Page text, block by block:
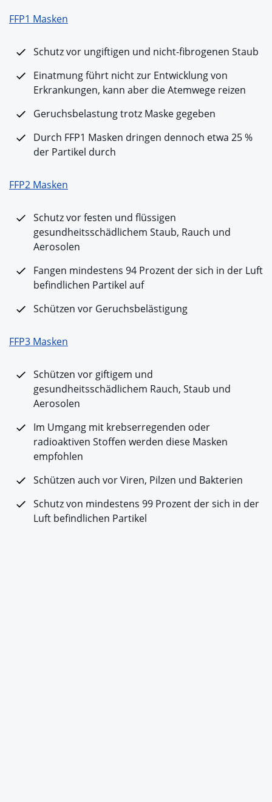
FFP1 Masken
Schutz vor ungiftigen und nicht-fibrogenen Staub
Einatmung führt nicht zur Entwicklung von
Erkrankungen, kann aber die Atemwege reizen
Geruchsbelastung trotz Maske gegeben
Durch FFP1 Masken dringen dennoch etwa 25 %
der Partikel durch
FFP2 Masken
Schutz vor festen und flüssigen
gesundheitsschädlichem Staub, Rauch und
Aerosolen
Fangen mindestens 94 Prozent der sich in der Luft
befindlichen Partikel auf
Schützen vor Geruchsbelästigung
FFP3 Masken
Schützen vor giftigem und
gesundheitsschädlichem Rauch, Staub und
Aerosolen
Im Umgang mit krebserregenden oder
radioaktiven Stoffen werden diese Masken
empfohlen
Schützen auch vor Viren, Pilzen und Bakterien
Schutz von mindestens 99 Prozent der sich in der
Luft befindlichen Partikel